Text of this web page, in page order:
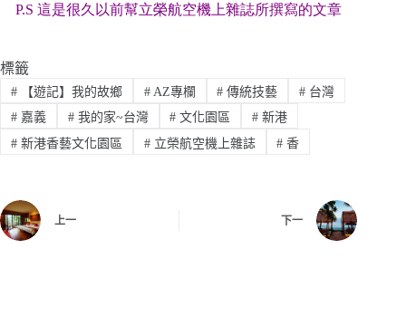
P.S 這是很久以前幫立榮航空機上雜誌所撰寫的文章
標籤
#【遊記】我的故鄉 #AZ專欄 # 傳統技藝 # 台灣
#嘉義 #我的家~台灣 # 文化園區 # 新港
#新港香藝文化園區 #立榮航空機上雜誌 # 香
上一 下一